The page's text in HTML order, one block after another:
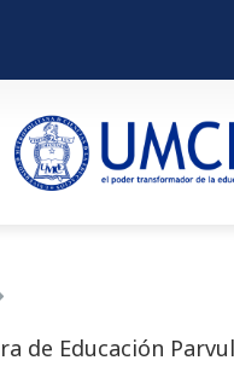
de Educación